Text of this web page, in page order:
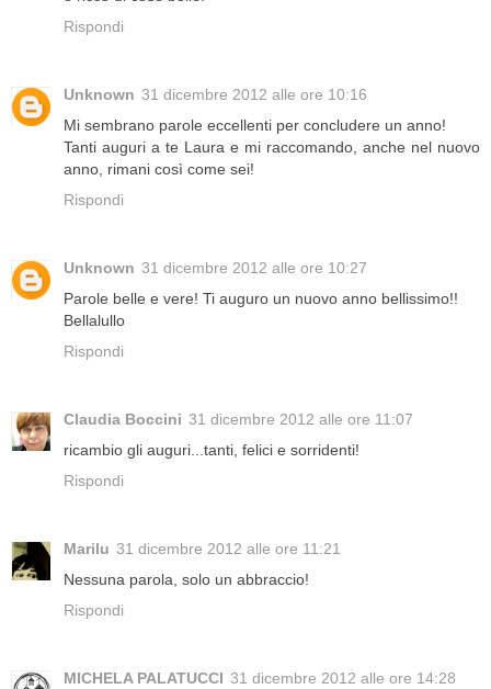
Rispondi
Unknown 31 dicembre 2012 alle ore 10:16
Mi sembrano parole eccellenti per concludere un anno!
Tanti auguri a te Laura e mi raccomando, anche nel nuovo
anno, rimani così come sei!
Rispondi
Unknown 31 dicembre 2012 alle ore 10:27
Parole belle e vere! Ti auguro un nuovo anno bellissimo!!
Bellalullo
Rispondi
Claudia Boccini 31 dicembre 2012 alle ore 11:07
ricambio gli auguri...tanti, felici e sorridenti!
Rispondi
Marilu 31 dicembre 2012 alle ore 11:21
Nessuna parola, solo un abbraccio!
Rispondi
MICHELA PALATUCCI 31 dicembre 2012 alle ore 14:28